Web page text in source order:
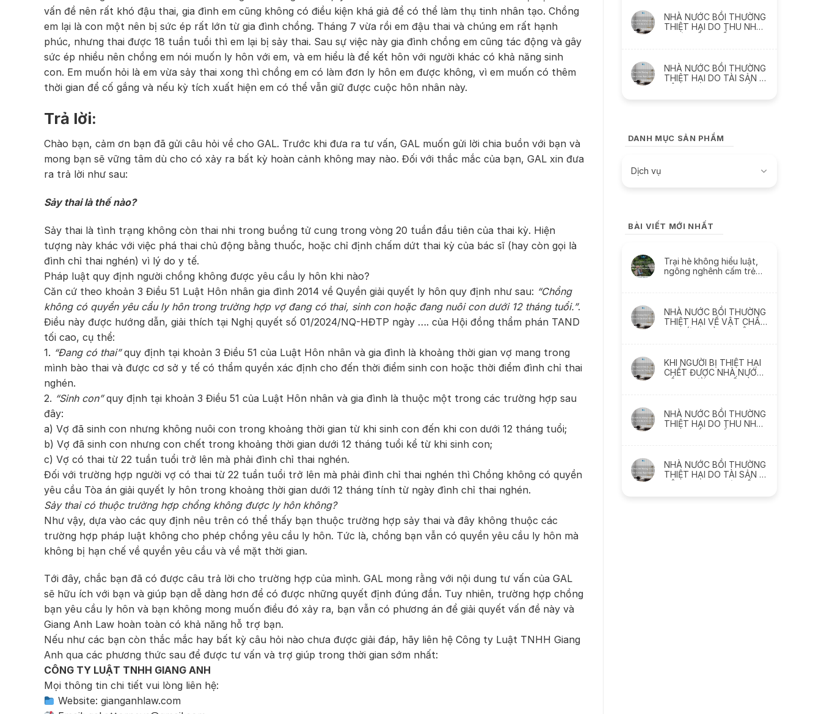
vấn đề nên rất khó đậu thai, gia đình em cũng không có điều kiện khá giả để có thể làm thụ tinh nhân tạo. Chồng
em lại là con một nên bị sức ép rất lớn từ gia đình chồng. Tháng 7 vừa rồi em đậu thai và chúng em rất hạnh
phúc, nhưng thai được 18 tuần tuổi thì em lại bị sảy thai. Sau sự việc này gia đình chồng em cũng tác động và gây
sức ép nhiều nên chồng em nói muốn ly hôn với em, và em hiểu là để kết hôn với người khác có khả năng sinh
con. Em muốn hỏi là em vừa sảy thai xong thì chồng em có làm đơn ly hôn em được không, vì em muốn có thêm
thời gian để cố gắng và nếu kỳ tích xuất hiện em có thể vẫn giữ được cuộc hôn nhân này.
Trả lời:
Chào bạn, cảm ơn bạn đã gửi câu hỏi về cho GAL. Trước khi đưa ra tư vấn, GAL muốn gửi lời chia buồn với bạn và
mong bạn sẽ vững tâm dù cho có xảy ra bất kỳ hoàn cảnh không may nào. Đối với thắc mắc của bạn, GAL xin đưa
ra trả lời như sau:
Sảy thai là thế nào?
Sảy thai là tình trạng không còn thai nhi trong buồng tử cung trong vòng 20 tuần đầu tiên của thai kỳ. Hiện
tượng này khác với việc phá thai chủ động bằng thuốc, hoặc chỉ định chấm dứt thai kỳ của bác sĩ (hay còn gọi là
đình chỉ thai nghén) vì lý do y tế.
Pháp luật quy định người chồng không được yêu cầu ly hôn khi nào?
Căn cứ theo khoản 3 Điều 51 Luật Hôn nhân gia đình 2014 về Quyền giải quyết ly hôn quy định như sau: “Chồng
không có quyền yêu cầu ly hôn trong trường hợp vợ đang có thai, sinh con hoặc đang nuôi con dưới 12 tháng tuổi.”.
Điều này được hướng dẫn, giải thích tại Nghị quyết số 01/2024/NQ-HĐTP ngày …. của Hội đồng thẩm phán TAND
tối cao, cụ thể:
1. “Đang có thai”quy định tại khoản 3 Điều 51 của Luật Hôn nhân và gia đình là khoảng thời gian vợ mang trong
mình bào thai và được cơ sở y tế có thẩm quyền xác định cho đến thời điểm sinh con hoặc thời điểm đình chỉ thai
nghén.
2. “Sinh con”quy định tại khoản 3 Điều 51 của Luật Hôn nhân và gia đình là thuộc một trong các trường hợp sau
đây:
a) Vợ đã sinh con nhưng không nuôi con trong khoảng thời gian từ khi sinh con đến khi con dưới 12 tháng tuổi;
b) Vợ đã sinh con nhưng con chết trong khoảng thời gian dưới 12 tháng tuổi kể từ khi sinh con;
c) Vợ có thai từ 22 tuần tuổi trở lên mà phải đình chỉ thai nghén.
Đối với trường hợp người vợ có thai từ 22 tuần tuổi trở lên mà phải đình chỉ thai nghén thì Chồng không có quyền
yêu cầu Tòa án giải quyết ly hôn trong khoảng thời gian dưới 12 tháng tính từ ngày đình chỉ thai nghén.
Sảy thai có thuộc trường hợp chồng không được ly hôn không?
Như vậy, dựa vào các quy định nêu trên có thể thấy bạn thuộc trường hợp sảy thai và đây không thuộc các
trường hợp pháp luật không cho phép chồng yêu cầu ly hôn. Tức là, chồng bạn vẫn có quyền yêu cầu ly hôn mà
không bị hạn chế về quyền yêu cầu và về mặt thời gian.
Tới đây, chắc bạn đã có được câu trả lời cho trường hợp của mình. GAL mong rằng với nội dung tư vấn của GAL
sẽ hữu ích với bạn và giúp bạn dễ dàng hơn để có được những quyết định đúng đắn. Tuy nhiên, trường hợp chồng
bạn yêu cầu ly hôn và bạn không mong muốn điều đó xảy ra, bạn vẫn có phương án để giải quyết vấn đề này và
Giang Anh Law hoàn toàn có khả năng hỗ trợ bạn.
Nếu như các bạn còn thắc mắc hay bất kỳ câu hỏi nào chưa được giải đáp, hãy liên hệ Công ty Luật TNHH Giang
Anh qua các phương thức sau để được tư vấn và trợ giúp trong thời gian sớm nhất:
CÔNG TY LUẬT TNHH GIANG ANH
Mọi thông tin chi tiết vui lòng liên hệ:
Website: gianganhlaw.com
NHÀ NƯỚC BỒI THƯỜNG
THIỆT HẠI DO THU NHẬP
THỰC TẾ BỊ MẤT, BỊ
NHÀ NƯỚC BỒI THƯỜNG
THIỆT HẠI DO TÀI SẢN BỊ
DANH MỤC SẢN PHẨM
Dịch vụ
BÀI VIẾT MỚI NHẤT
Trại hè không hiểu luật,
ngông nghênh cấm trẻ
NHÀ NƯỚC BỒI THƯỜNG
THIỆT HẠI VỀ VẬT CHẤT
DO SỨC KHỎE BỊ XÂM
KHI NGƯỜI BỊ THIỆT HẠI
CHẾT ĐƯỢC NHÀ NƯỚC
BỒI THƯỜNG THẾ NÀO ?
NHÀ NƯỚC BỒI THƯỜNG
THIỆT HẠI DO THU NHẬP
NHÀ NƯỚC BỒI THƯỜNG
THIỆT HẠI DO TÀI SẢN BỊ
XÂM PHẠM NHƯ THẾ